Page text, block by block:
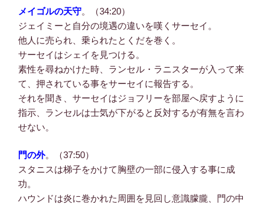
メイゴルの天守。（34:20）
ジェイミーと自分の境遇の違いを嘆くサーセイ。
他人に売られ、乗られたとくだを巻く。
サーセイはシェイを見つける。
素性を尋ねかけた時、ランセル・ラニスターが入って来
て、押されている事をサーセイに報告する。
それを聞き、サーセイはジョフリーを部屋へ戻すように
指示、ランセルは士気が下がると反対するが有無を言わ
せない。
門の外。（37:50）
スタニスは梯子をかけて胸壁の一部に侵入する事に成
功。
ハウンドは炎に巻かれた周囲を見回し意識朦朧、門の中